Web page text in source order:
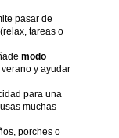
pasar de
tareas o
modo
y ayudar
para una
muchas
porches o